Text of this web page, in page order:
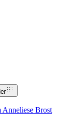
Anneliese Brost